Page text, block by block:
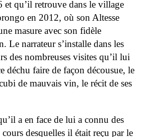
et qu’il retrouve dans le village
en 2012, où son Altesse
masure avec son fidèle
Le narrateur s’installe dans les
des nombreuses visites qu’il lui
déchu faire de façon décousue, le
de mauvais vin, le récit de ses
a en face de lui a connu des
desquelles il était reçu par le